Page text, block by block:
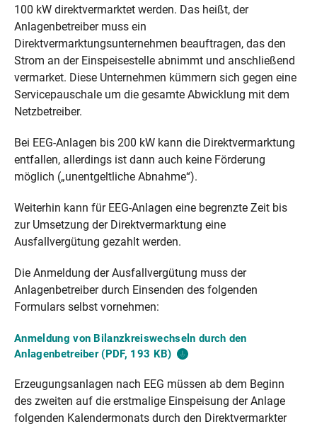
100 kW direktvermarktet werden. Das heißt, der
Anlagenbetreiber muss ein
Direktvermarktungsunternehmen beauftragen, das den
Strom an der Einspeisestelle abnimmt und anschließend
vermarket. Diese Unternehmen kümmern sich gegen eine
Servicepauschale um die gesamte Abwicklung mit dem
Netzbetreiber.
Bei EEG-Anlagen bis 200 kW kann die Direktvermarktung
entfallen, allerdings ist dann auch keine Förderung
möglich („unentgeltliche Abnahme“).
Weiterhin kann für EEG-Anlagen eine begrenzte Zeit bis
zur Umsetzung der Direktvermarktung eine
Ausfallvergütung gezahlt werden.
Die Anmeldung der Ausfallvergütung muss der
Anlagenbetreiber durch Einsenden des folgenden
Formulars selbst vornehmen:
Anmeldung von Bilanzkreiswechseln durch den
Anlagenbetreiber (PDF, 193 KB)
Erzeugungsanlagen nach EEG müssen ab dem Beginn
des zweiten auf die erstmalige Einspeisung der Anlage
folgenden Kalendermonats durch den Direktvermarkter